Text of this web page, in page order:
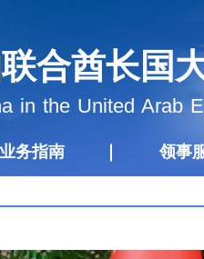
合酋长国
in the United Arab
业务指南 领事